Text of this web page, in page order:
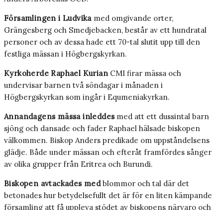
Församlingen i Ludvikamed omgivande orter,
Grängesberg och Smedjebacken, består av ett hundratal
personer och av dessa hade ett 70-tal slutit upp till den
festliga mässan i Högbergskyrkan.
Kyrkoherde Raphael Kurian CMI firar mässa och
undervisar barnen två söndagar i månaden i
Högbergskyrkan som ingår i Equmeniakyrkan.
Annandagens mässa inleddesmed att ett dussintal barn
sjöng och dansade och fader Raphael hälsade biskopen
välkommen. Biskop Anders predikade om uppståndelsens
glädje. Både under mässan och efteråt framfördes sånger
av olika grupper från Eritrea och Burundi.
Biskopen avtackades medblommor och tal där det
betonades hur betydelsefullt det är för en liten kämpande
församling att få uppleva stödet av biskopens närvaro och